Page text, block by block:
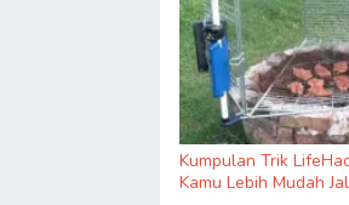
Kumpulan Trik
Kamu Lebih Mudah